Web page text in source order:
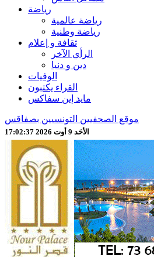
رياضة
رياضة عالمية
رياضة وطنية
ثقافة و إعلام
الرأي الآخر
دين و دنيا
الوفيات
القراء يكتبون
مايد إين سفاكس
موقع الصحفيين التونسيين بصفاقس
الأحَد 9 أوت 2026 17:02:39